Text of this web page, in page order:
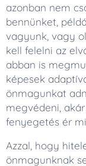
azonban nem
bennünket,
vagyunk, vagy
kell felelni az
abban is
képesek
önmagunkat
megvédeni,
fenyegetés ér
Azzal, hogy
önmagunknak